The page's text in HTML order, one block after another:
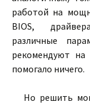
работой на
BIOS,
различные
рекомендуют
помогало ничего.
Но решить